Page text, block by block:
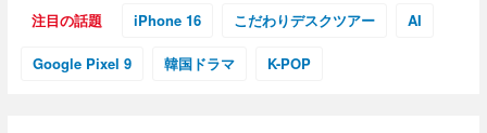
注目の話題 iPhone 16 こだわりデスクツアー AI
Google Pixel 9 韓国ドラマ K-POP